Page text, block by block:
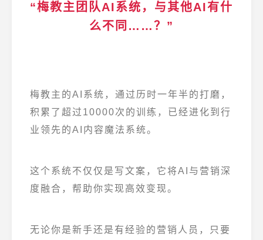
“梅教主团队AI系统，与其他AI有什
么不同……？”
梅教主的AI系统，通过历时一年半的打磨，
积累了超过10000次的训练，已经进化到行
业领先的AI内容魔法系统。
这个系统不仅仅是写文案，它将AI与营销深
度融合，帮助你实现高效变现。
无论你是新手还是有经验的营销人员，只要